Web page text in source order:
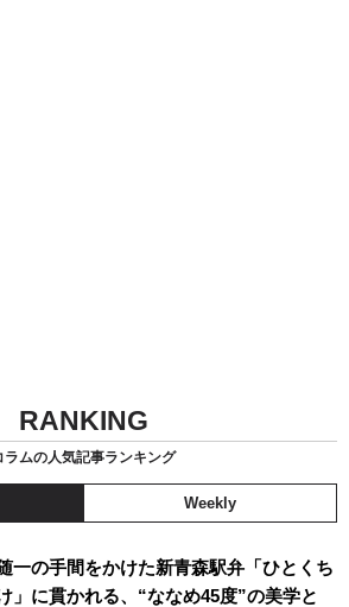
RANKING
ラムの人気記事ランキング
Weekly
一の手間をかけた新青森駅弁「ひとくち
」に貫かれる、“ななめ45度”の美学と